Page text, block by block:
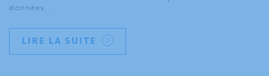
données. .
LIRE LA SUITE